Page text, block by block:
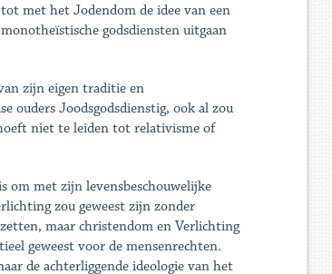
met het Jodendom de idee van een
godsdiensten uitgaan
zijn eigen traditie en
ouders Joodsgodsdienstig, ook al zou
niet te leiden tot relativisme of
om met zijn levensbeschouwelijke
zou geweest zijn zonder
maar christendom en Verlichting
geweest voor de mensenrechten.
de achterliggende ideologie van het